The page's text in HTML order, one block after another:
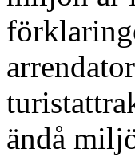
ändå